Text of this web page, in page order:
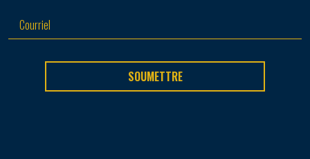
SOUMETTRE